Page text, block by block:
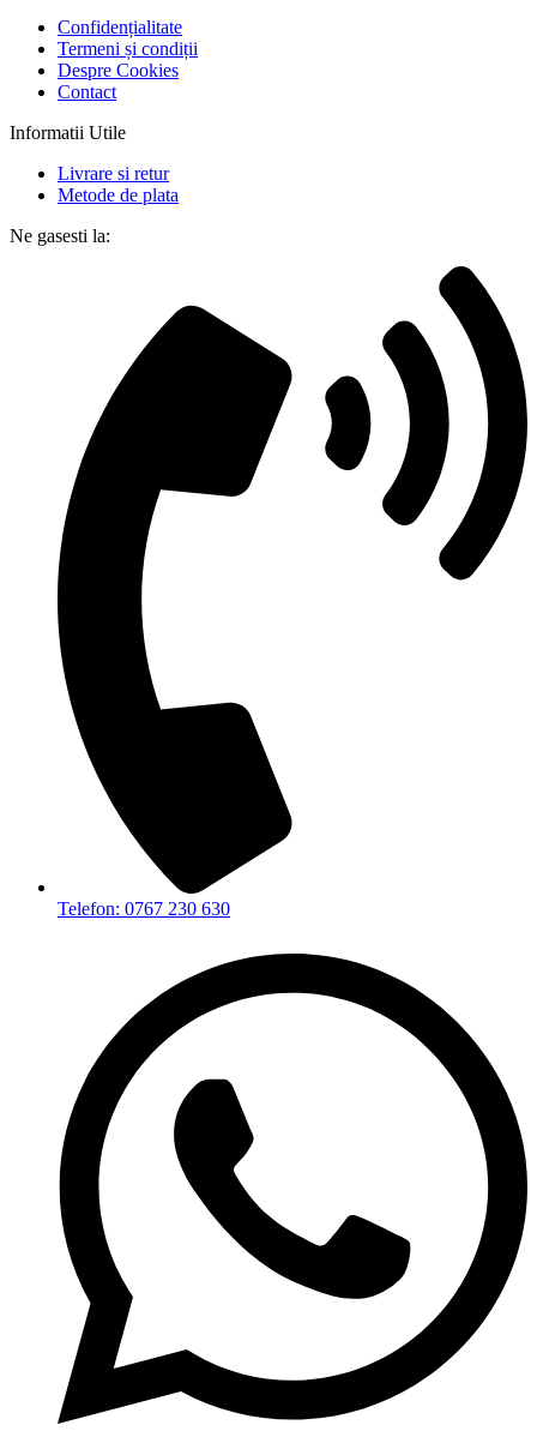
Confidențialitate
Termeni și condiții
Despre Cookies
Contact
Informatii Utile
Livrare si retur
Metode de plata
Ne gasesti la:
Telefon: 0767 230 630